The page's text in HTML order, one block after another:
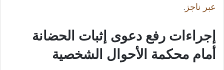
عبر ناجز .
إجراءات رفع دعوى إثبات الحضانة
أمام محكمة الأحوال الشخصية